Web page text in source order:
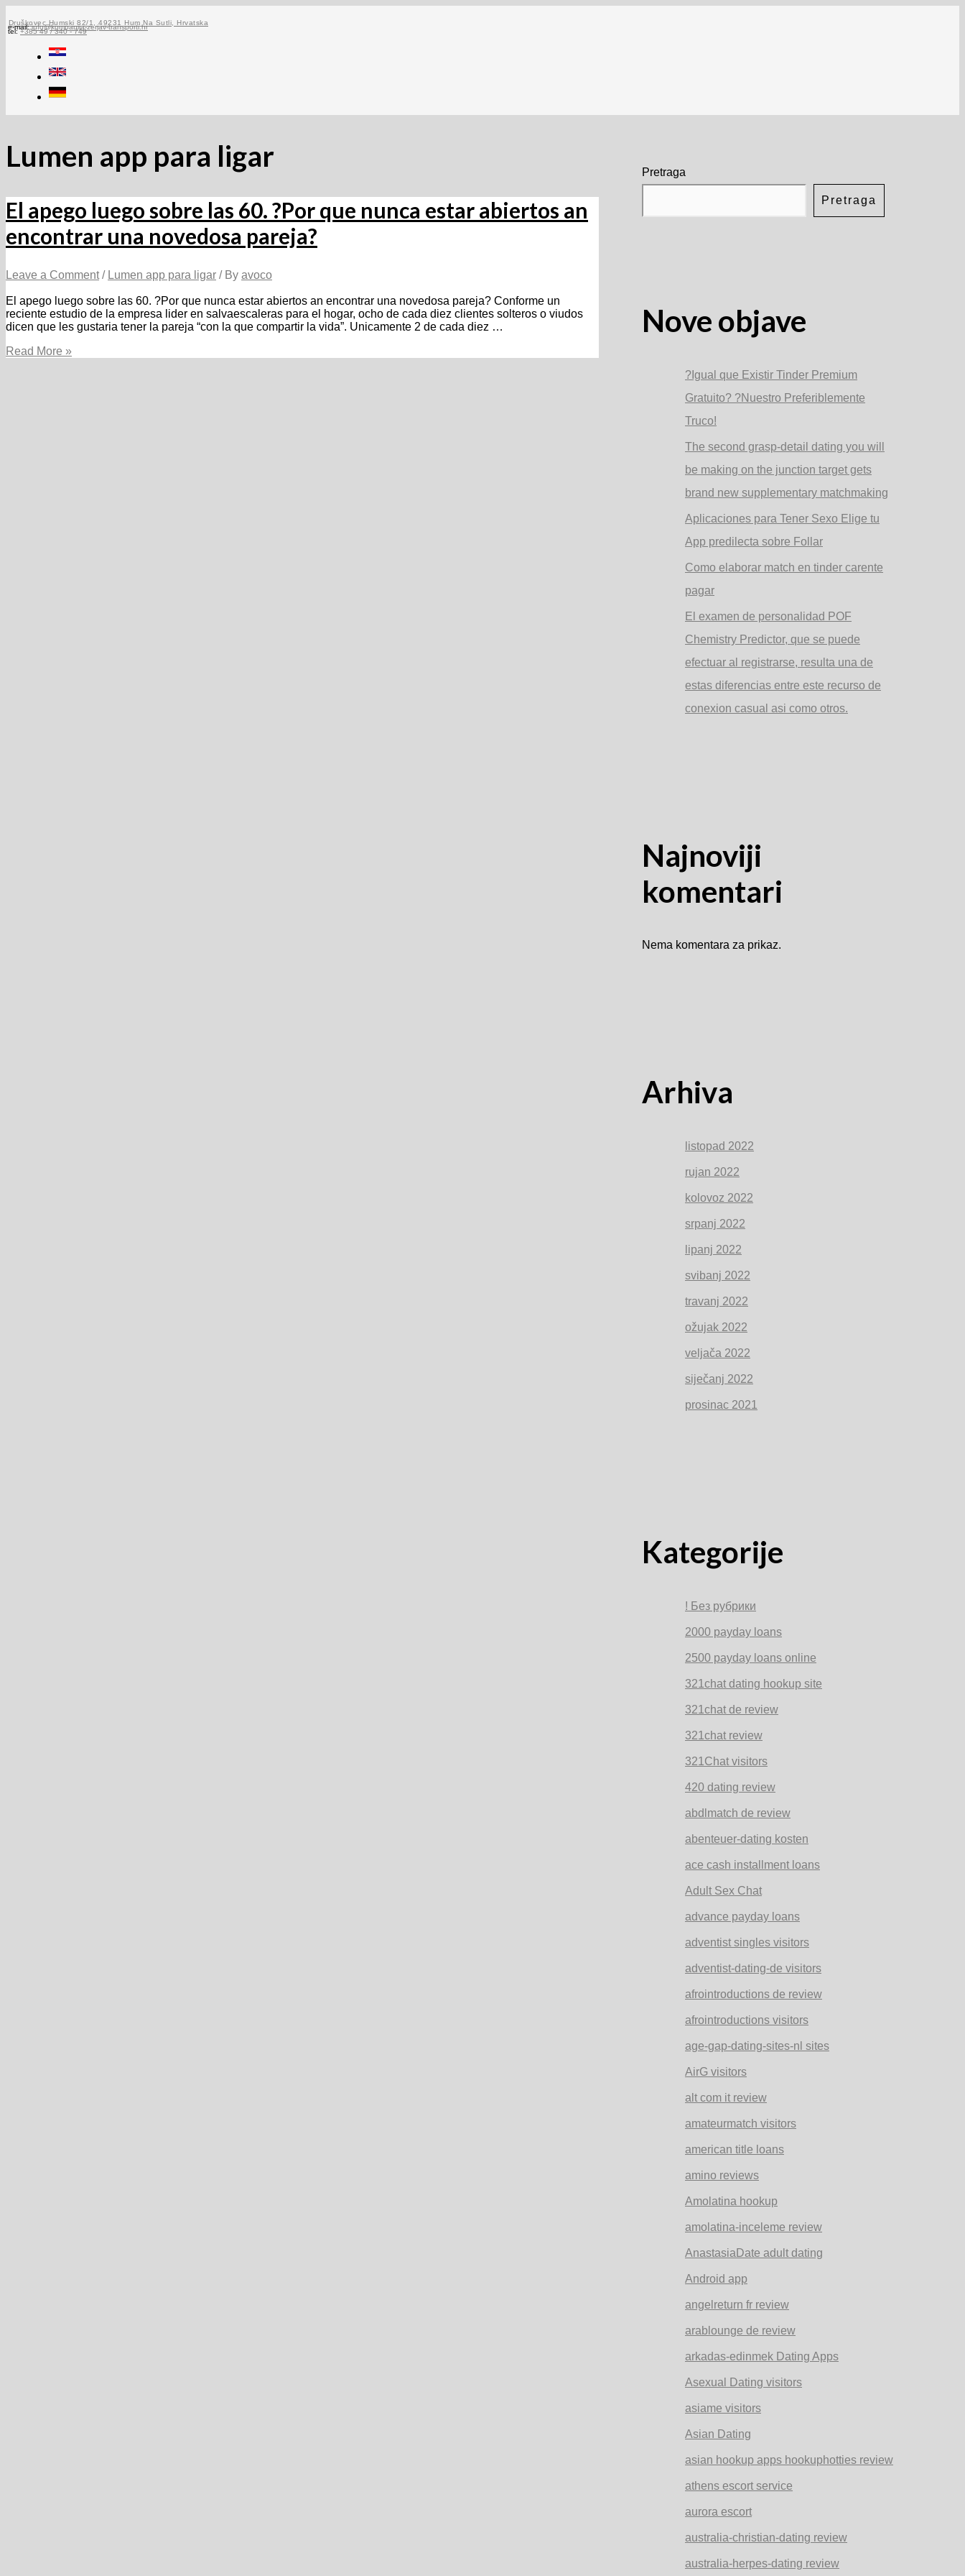
to
content
Druškovec Humski 82/1, 49231 Hum Na Sutli, Hrvatska
e-mail:info@kompanija-zerjav-transporti.hr
tel:+385 49 / 340 - 749
Lumen app para ligar
El apego luego sobre las 60. ?Por que nunca estar abiertos an
encontrar una novedosa pareja?
Leave a Comment / Lumen app para ligar / By avoco
El apego luego sobre las 60. ?Por que nunca estar abiertos an encontrar una novedosa pareja? Conforme un
reciente estudio de la empresa lider en salvaescaleras para el hogar, ocho de cada diez clientes solteros o viudos
dicen que les gustaria tener la pareja “con la que compartir la vida”. Unicamente 2 de cada diez …
El
Read More »
Pretraga
Pretraga
Nove objave
?Igual que Existir Tinder Premium
Gratuito? ?Nuestro Preferiblemente
Truco!
The second grasp-detail dating you will
be making on the junction target gets
brand new supplementary matchmaking
Aplicaciones para Tener Sexo Elige tu
App predilecta sobre Follar
Como elaborar match en tinder carente
pagar
El examen de personalidad POF
Chemistry Predictor, que se puede
efectuar al registrarse, resulta una de
estas diferencias entre este recurso de
conexion casual asi­ como otros.
Najnoviji
komentari
Nema komentara za prikaz.
Arhiva
listopad 2022
rujan 2022
kolovoz 2022
srpanj 2022
lipanj 2022
svibanj 2022
travanj 2022
ožujak 2022
veljača 2022
siječanj 2022
prosinac 2021
Kategorije
! Без рубрики
2000 payday loans
2500 payday loans online
321chat dating hookup site
321chat de review
321chat review
321Chat visitors
420 dating review
abdlmatch de review
abenteuer-dating kosten
ace cash installment loans
Adult Sex Chat
advance payday loans
adventist singles visitors
adventist-dating-de visitors
afrointroductions de review
afrointroductions visitors
age-gap-dating-sites-nl sites
AirG visitors
alt com it review
amateurmatch visitors
american title loans
amino reviews
Amolatina hookup
amolatina-inceleme review
AnastasiaDate adult dating
Android app
angelreturn fr review
arablounge de review
arkadas-edinmek Dating Apps
Asexual Dating visitors
asiame visitors
Asian Dating
asian hookup apps hookuphotties review
athens escort service
aurora escort
australia-christian-dating review
australia-herpes-dating review